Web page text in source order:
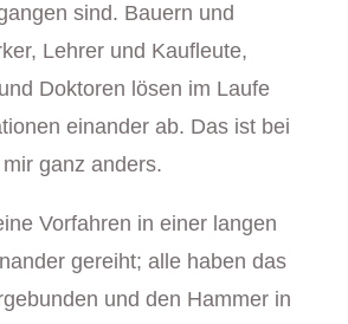
sind. Bauern und
Lehrer und Kaufleute,
Doktoren lösen im Laufe
einander ab. Das ist bei
mir ganz anders.
Vorfahren in einer langen
gereiht; alle haben das
und den Hammer in